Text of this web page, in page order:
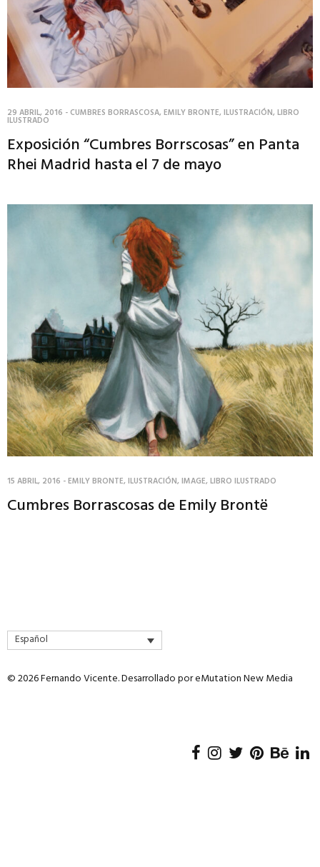
29 ABRIL, 2016 - CUMBRES BORRASCOSA,EMILY BRONTE,ILUSTRACIÓN,LIBRO
ILUSTRADO
Exposición “Cumbres Borrscosas” en Panta
Rhei Madrid hasta el 7 de mayo
15 ABRIL, 2016 -EMILY BRONTE,ILUSTRACIÓN,IMAGE,LIBRO ILUSTRADO
Cumbres Borrascosas de Emily Brontë
Español
© 2026 Fernando Vicente. Desarrollado poreMutation New Media